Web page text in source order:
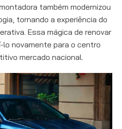
também modernizou
tornando a experiência do
Essa mágica de renovar
lo novamente para o centro
mercado nacional.